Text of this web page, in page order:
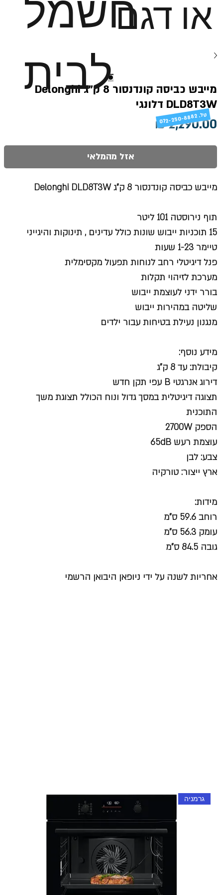
או דגם
לבית
מייבש כביסה קונדנסור 8 ק"ג Delonghi
DLD8T3W דלונגי
אזל מהמלאי
מייבש כביסה קונדנסור 8 ק"ג Delonghi DLD8T3W
תוף נירוסטה 101 ליטר
15 תוכניות ייבוש שונות כולל עדינים , תינוקות והיגייני
טיימר 1-23 שעות
פנל דיגיטלי רחב לנוחות תפעול מקסימלית
מערכת לזיהוי תקלות
בורר ידני לעוצמת ייבוש
שליטה במהירות ייבוש
מנגנון נעילת בטיחות עבור ילדים
מידע נוסף:
קיבולת: עד 8 ק"ג
דירוג אנרגטי B עפי תקן חדש
תצוגה דיגיטלית במסך גדול ונוח הכולל תצוגת משך
התוכנית
הספק 2700W
עוצמת רעש 65dB
צבע: לבן
ארץ ייצור: טורקיה
מידות:
רוחב 59.6 ס"מ
עומק 56.3 ס"מ
גובה 84.5 ס"מ
אחריות לשנה על ידי ניופאן היבואן הרשמי
גרמניה
072-250-8882 .טל